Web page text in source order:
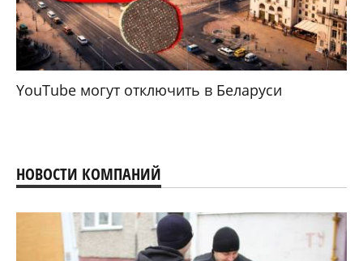
YouTube могут отключить в Беларуси
НОВОСТИ КОМПАНИЙ